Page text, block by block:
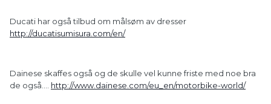
Ducati har også tilbud om målsøm av dresser
http://ducatisumisura.com/en/
Dainese skaffes også og de skulle vel kunne friste med noe bra
de også.... http://www.dainese.com/eu_en/motorbike-world/